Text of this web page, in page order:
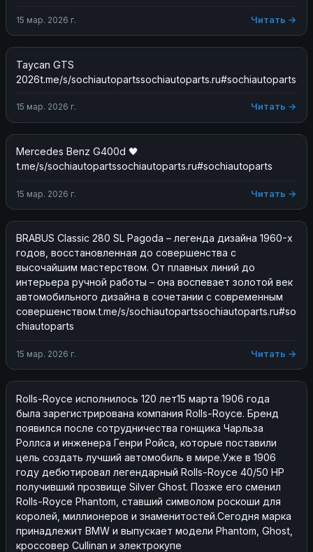
15 мар. 2026 г. Читать →
Taycan GTS
2026t.me/s/sochiautopartssochiautoparts.ru#sochiautoparts
15 мар. 2026 г. Читать →
Mercedes Benz G400d 🖤
t.me/s/sochiautopartssochiautoparts.ru#sochiautoparts
15 мар. 2026 г. Читать →
BRABUS Classic 280 SL Pagoda – легенда дизайна 1960-х
годов, восстановленная до совершенства с
высочайшим мастерством. От плавных линий до
интерьера ручной работы – она воспевает золотой век
автомобильного дизайна в сочетании с современным
совершенством.t.me/s/sochiautopartssochiautoparts.ru#so
chiautoparts
15 мар. 2026 г. Читать →
Rolls-Royce исполнилось 120 лет15 марта 1906 года
была зарегистрирована компания Rolls-Royce. Бренд
появился после сотрудничества гонщика Чарльза
Роллса и инженера Генри Ройса, которые поставили
цель создать лучший автомобиль в мире.Уже в 1906
году дебютировал легендарный Rolls-Royce 40/50 HP
получивший прозвище Silver Ghost. Позже его сменил
Rolls-Royce Phantom, ставший символом роскоши для
королей, миллионеров и знаменитостей.Сегодня марка
принадлежит BMW и выпускает модели Phantom, Ghost,
кроссовер Cullinan и электрокупе